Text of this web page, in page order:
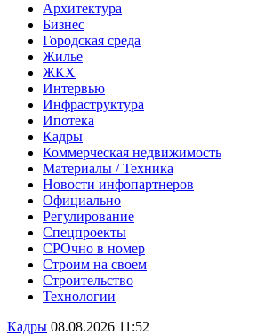
Архитектура
Бизнес
Городская среда
Жилье
ЖКХ
Интервью
Инфраструктура
Ипотека
Кадры
Коммерческая недвижимость
Материалы / Техника
Новости инфопартнеров
Официально
Регулирование
Спецпроекты
СРОчно в номер
Строим на своем
Строительство
Технологии
Кадры 08.08.2026 11:52